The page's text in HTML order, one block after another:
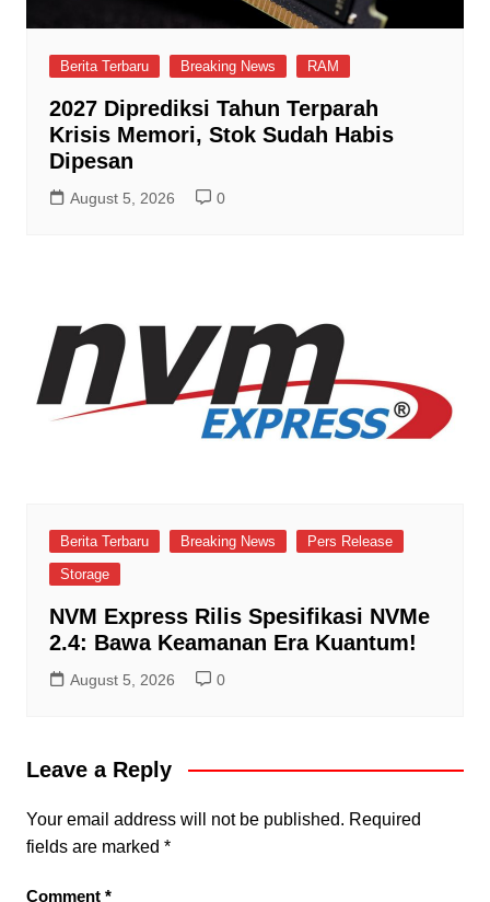
Berita Terbaru Breaking News RAM
2027 Diprediksi Tahun Terparah
Krisis Memori, Stok Sudah Habis
Dipesan
August 5, 2026 0
Berita Terbaru Breaking News
Pers Release
Storage
NVM Express Rilis Spesifikasi NVMe
2.4: Bawa Keamanan Era Kuantum!
August 5, 2026 0
Leave a Reply
Your email address will not be published. Required
fields are marked *
Comment *